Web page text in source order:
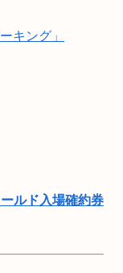
キング」
ルド入場確約券